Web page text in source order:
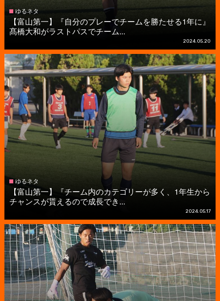
ゆるネタ
【富山第一】『自分のプレーでチームを勝たせる1年に』
髙橋大和がラストパスでチーム...
2024.05.20
ゆるネタ
【富山第一】『チーム内のカテゴリーが多く、1年生から
チャンスが貰えるので成長でき...
2024.05.17